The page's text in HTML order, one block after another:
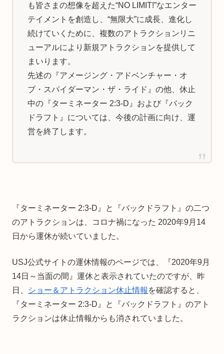
も皆さまの想像を超えた“NO LIMIT!”なエンター
テイメントを創造し、“無限大”に成長、進化し
続けていくために、複数のアトラクションリニ
ューアルにより新規アトラクションを提供して
まいります。
先述の『アメージング・アドベンチャー・オ
ブ・スパイダーマン・ザ・ライド』の他、休止
中の『ターミネーター 2:3-D』および『バック
ドラフト』については、今後の計画に向け、運
営を終了します。
『ターミネーター 2:3-D』と『バックドラフト』の二つ
のアトラクションは、コロナ禍になった 2020年9月14
日から運休が続いていました。
USJ公式サイトの運休情報のページでは、『2020年9月
14日～当面の間』運休と表示されていたのですが、昨
日、
ショー＆アトラクション休止情報 を確認すると、
『ターミネーター 2:3-D』と『バックドラフト』のアト
ラクションは休止情報からも消されていました。